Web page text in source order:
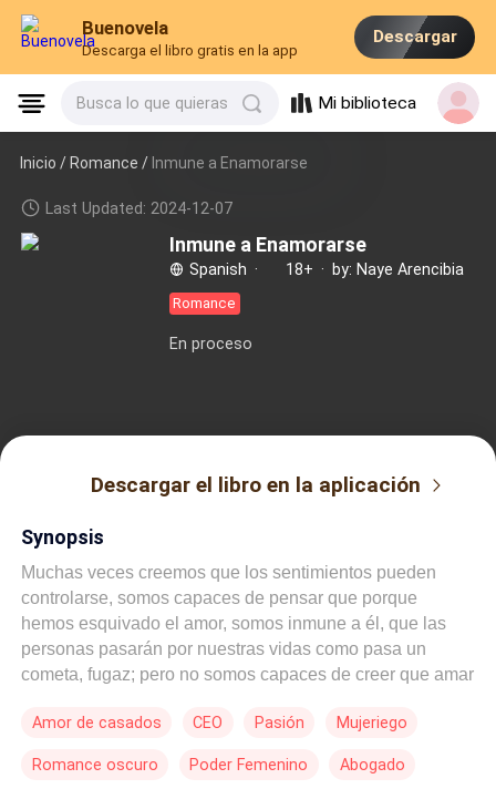
Buenovela
Descarga el libro gratis en la app
Descargar
Busca lo que quieras Mi biblioteca
Inicio /Romance / Inmune a Enamorarse
Last Updated: 2024-12-07
Inmune a Enamorarse
Spanish · 18+ · by: Naye Arencibia
Romance
En proceso
Descargar el libro en la aplicación
Synopsis
Muchas veces creemos que los sentimientos pueden
controlarse, somos capaces de pensar que porque
hemos esquivado el amor, somos inmune a él, que las
personas pasarán por nuestras vidas como pasa un
cometa, fugaz; pero no somos capaces de creer que amar
entiende lo que quieras, el corazón no; y sí, puedes
no puedes obligar al corazón que no sientas cosas
Amor de casados CEO Pasión Mujeriego
Romance oscuro Poder Femenino Abogado